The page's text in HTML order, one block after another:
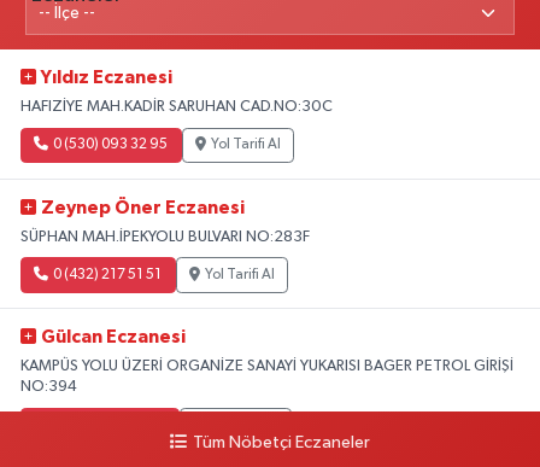
Yıldız Eczanesi
HAFIZİYE MAH.KADİR SARUHAN CAD.NO:30C
0 (530) 093 32 95 Yol Tarifi Al
Zeynep Öner Eczanesi
SÜPHAN MAH.İPEKYOLU BULVARI NO:283F
0 (432) 217 51 51 Yol Tarifi Al
Gülcan Eczanesi
KAMPÜS YOLU ÜZERİ ORGANİZE SANAYİ YUKARISI BAGER PETROL GİRİŞİ
NO:394
Tüm Nöbetçi Eczaneler